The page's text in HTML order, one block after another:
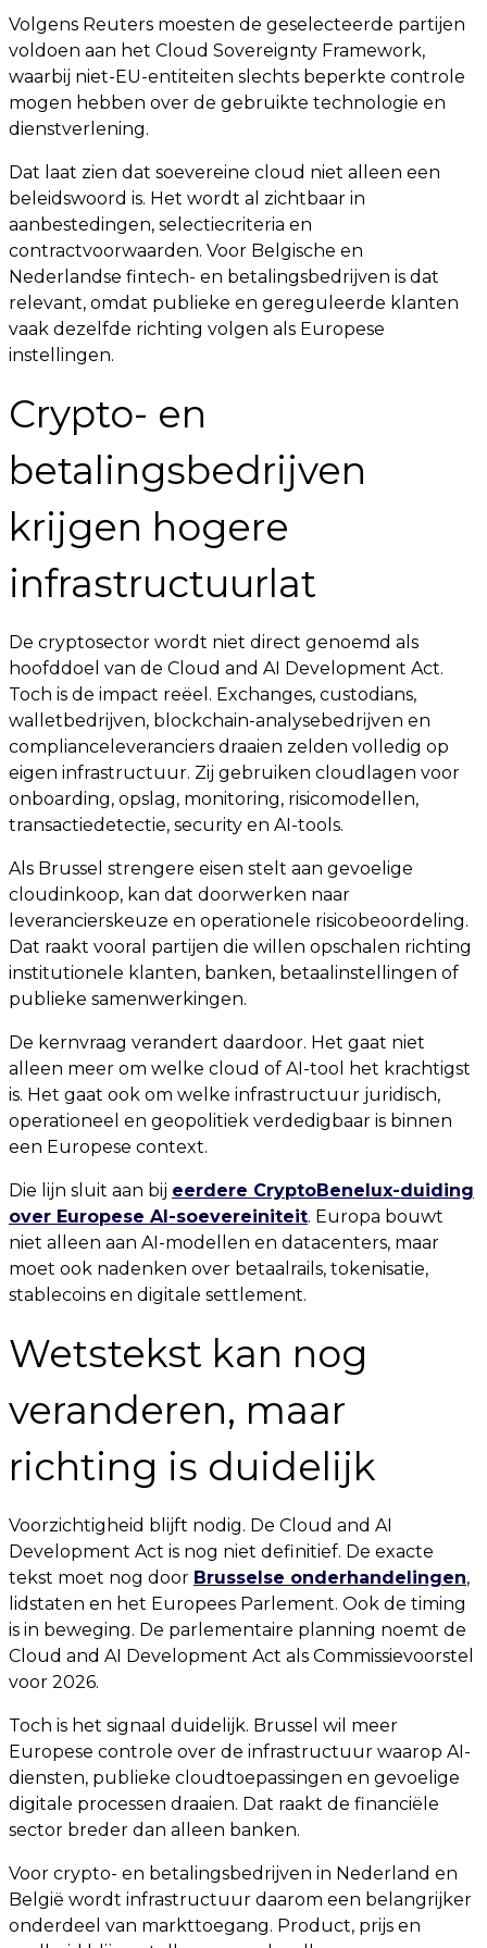
Volgens Reuters moesten de geselecteerde partijen
voldoen aan het Cloud Sovereignty Framework,
waarbij niet-EU-entiteiten slechts beperkte controle
mogen hebben over de gebruikte technologie en
dienstverlening.
Dat laat zien dat soevereine cloud niet alleen een
beleidswoord is. Het wordt al zichtbaar in
aanbestedingen, selectiecriteria en
contractvoorwaarden. Voor Belgische en
Nederlandse fintech- en betalingsbedrijven is dat
relevant, omdat publieke en gereguleerde klanten
vaak dezelfde richting volgen als Europese
instellingen.
Crypto- en
betalingsbedrijven
krijgen hogere
infrastructuurlat
De cryptosector wordt niet direct genoemd als
hoofddoel van de Cloud and AI Development Act.
Toch is de impact reëel. Exchanges, custodians,
walletbedrijven, blockchain-analysebedrijven en
complianceleveranciers draaien zelden volledig op
eigen infrastructuur. Zij gebruiken cloudlagen voor
onboarding, opslag, monitoring, risicomodellen,
transactiedetectie, security en AI-tools.
Als Brussel strengere eisen stelt aan gevoelige
cloudinkoop, kan dat doorwerken naar
leverancierskeuze en operationele risicobeoordeling.
Dat raakt vooral partijen die willen opschalen richting
institutionele klanten, banken, betaalinstellingen of
publieke samenwerkingen.
De kernvraag verandert daardoor. Het gaat niet
alleen meer om welke cloud of AI-tool het krachtigst
is. Het gaat ook om welke infrastructuur juridisch,
operationeel en geopolitiek verdedigbaar is binnen
een Europese context.
Die lijn sluit aan bij eerdere CryptoBenelux-duiding
over Europese AI-soevereiniteit. Europa bouwt
niet alleen aan AI-modellen en datacenters, maar
moet ook nadenken over betaalrails, tokenisatie,
stablecoins en digitale settlement.
Wetstekst kan nog
veranderen, maar
richting is duidelijk
Voorzichtigheid blijft nodig. De Cloud and AI
Development Act is nog niet definitief. De exacte
tekst moet nog door Brusselse onderhandelingen,
lidstaten en het Europees Parlement. Ook de timing
is in beweging. De parlementaire planning noemt de
Cloud and AI Development Act als Commissievoorstel
voor 2026.
Toch is het signaal duidelijk. Brussel wil meer
Europese controle over de infrastructuur waarop AI-
diensten, publieke cloudtoepassingen en gevoelige
digitale processen draaien. Dat raakt de financiële
sector breder dan alleen banken.
Voor crypto- en betalingsbedrijven in Nederland en
België wordt infrastructuur daarom een belangrijker
onderdeel van markttoegang. Product, prijs en